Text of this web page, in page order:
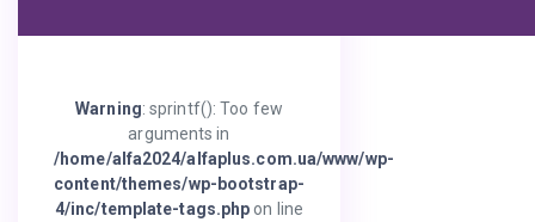
Warning: sprintf(): Too few
arguments in
/home/alfa2024/alfaplus.com.ua/www/wp-
content/themes/wp-bootstrap-
4/inc/template-tags.php on line